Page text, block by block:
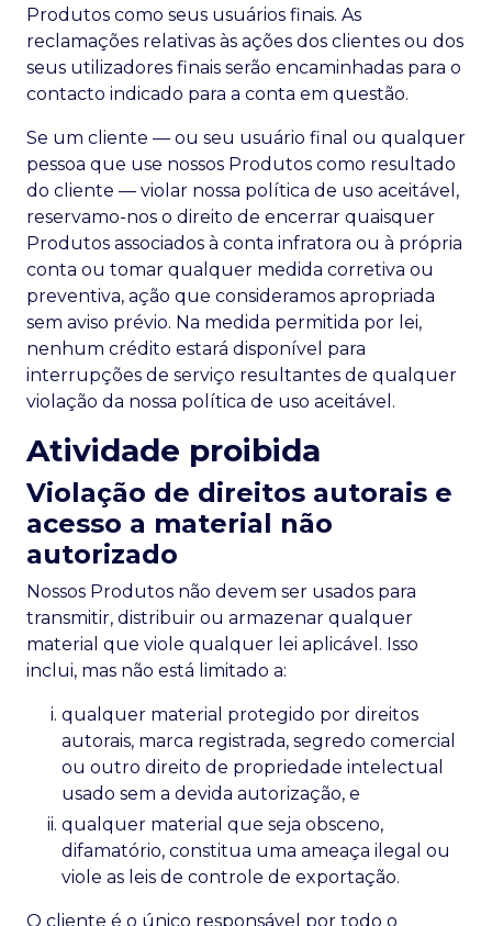
Produtos como seus usuários finais. As
reclamações relativas às ações dos clientes ou dos
seus utilizadores finais serão encaminhadas para o
contacto indicado para a conta em questão.
Se um cliente — ou seu usuário final ou qualquer
pessoa que use nossos Produtos como resultado
do cliente — violar nossa política de uso aceitável,
reservamo-nos o direito de encerrar quaisquer
Produtos associados à conta infratora ou à própria
conta ou tomar qualquer medida corretiva ou
preventiva, ação que consideramos apropriada
sem aviso prévio. Na medida permitida por lei,
nenhum crédito estará disponível para
interrupções de serviço resultantes de qualquer
violação da nossa política de uso aceitável.
Atividade proibida
Violação de direitos autorais e
acesso a material não
autorizado
Nossos Produtos não devem ser usados para
transmitir, distribuir ou armazenar qualquer
material que viole qualquer lei aplicável. Isso
inclui, mas não está limitado a:
qualquer material protegido por direitos
autorais, marca registrada, segredo comercial
ou outro direito de propriedade intelectual
usado sem a devida autorização, e
qualquer material que seja obsceno,
difamatório, constitua uma ameaça ilegal ou
viole as leis de controle de exportação.
O cliente é o único responsável por todo o